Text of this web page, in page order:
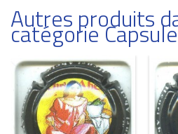
Autres produits
catégorie